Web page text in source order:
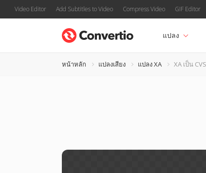
Video Editor Add Subtitles to Video Compress Video GIF Editor
แปลง
หน้าหลัก แปลงเสียง แปลง XA XA เป็น